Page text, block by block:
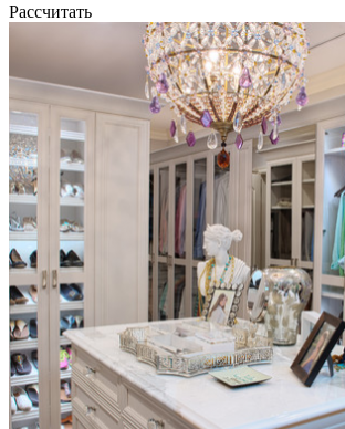
Рассчитать